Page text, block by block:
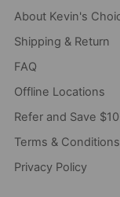
About Kevin's
Shipping & Return
FAQ
Offline Locations
Refer and Save
Terms & Conditions
Privacy Policy